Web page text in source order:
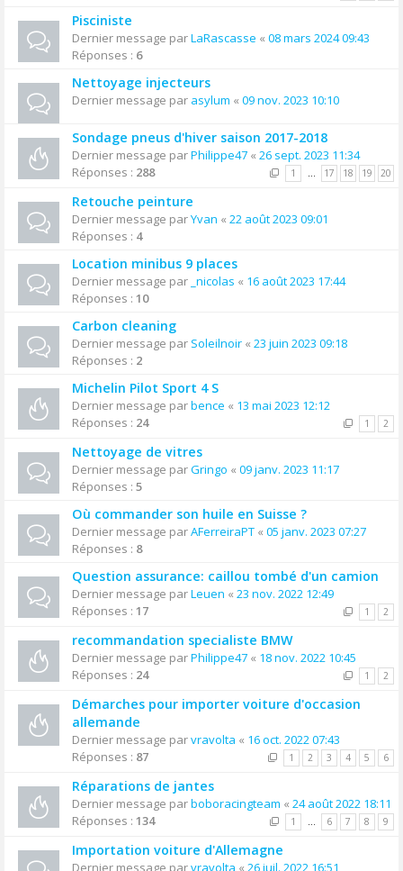
Pisciniste
Dernier message parLaRascasse « 08 mars 2024 09:43
Réponses : 6
Nettoyage injecteurs
Dernier message par asylum « 09 nov. 2023 10:10
Sondage pneus d'hiver saison 2017-2018
Dernier message parPhilippe47 « 26 sept. 2023 11:34
Réponses : 288 1 … 17 18 19 20
Retouche peinture
Dernier message parYvan « 22 août 2023 09:01
Réponses : 4
Location minibus 9 places
Dernier message par _nicolas « 16 août 2023 17:44
Réponses : 10
Carbon cleaning
Dernier message par Soleilnoir « 23 juin 2023 09:18
Réponses : 2
Michelin Pilot Sport 4 S
Dernier message parbence « 13 mai 2023 12:12
Réponses : 24 1 2
Nettoyage de vitres
Dernier message parGringo « 09 janv. 2023 11:17
Réponses : 5
Où commander son huile en Suisse ?
Dernier message parAFerreiraPT « 05 janv. 2023 07:27
Réponses : 8
Question assurance: caillou tombé d'un camion
Dernier message parLeuen « 23 nov. 2022 12:49
Réponses : 17 1 2
recommandation specialiste BMW
Dernier message parPhilippe47 « 18 nov. 2022 10:45
Réponses : 24 1 2
Démarches pour importer voiture d'occasion
allemande
Dernier message parvravolta « 16 oct. 2022 07:43
Réponses : 87 1 2 3 4 5 6
Réparations de jantes
Dernier message parboboracingteam « 24 août 2022 18:11
Réponses : 134 1 … 6 7 8 9
Importation voiture d'Allemagne
Dernier message parvravolta « 26 juil. 2022 16:51